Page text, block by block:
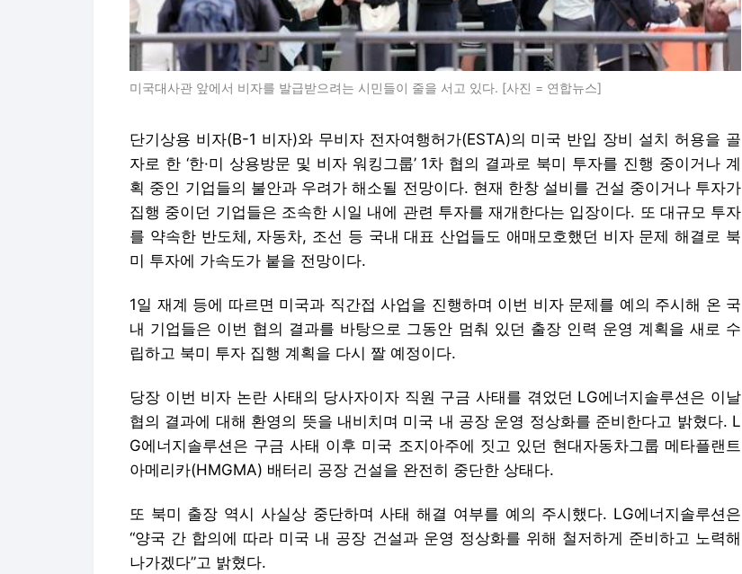
미국대사관 앞에서 비자를 발급받으려는 시민들이 줄을 서고 있다. [사진 = 연합뉴스]
단기상용 비자(B-1 비자)와 무비자 전자여행허가(ESTA)의 미국 반입 장비 설치 허용을 골
자로 한 ‘한·미 상용방문 및 비자 워킹그룹’ 1차 협의 결과로 북미 투자를 진행 중이거나 계
획 중인 기업들의 불안과 우려가 해소될 전망이다. 현재 한창 설비를 건설 중이거나 투자가
집행 중이던 기업들은 조속한 시일 내에 관련 투자를 재개한다는 입장이다. 또 대규모 투자
를 약속한 반도체, 자동차, 조선 등 국내 대표 산업들도 애매모호했던 비자 문제 해결로 북
미 투자에 가속도가 붙을 전망이다.
1일 재계 등에 따르면 미국과 직간접 사업을 진행하며 이번 비자 문제를 예의 주시해 온 국
내 기업들은 이번 협의 결과를 바탕으로 그동안 멈춰 있던 출장 인력 운영 계획을 새로 수
립하고 북미 투자 집행 계획을 다시 짤 예정이다.
당장 이번 비자 논란 사태의 당사자이자 직원 구금 사태를 겪었던 LG에너지솔루션은 이날
협의 결과에 대해 환영의 뜻을 내비치며 미국 내 공장 운영 정상화를 준비한다고 밝혔다. L
G에너지솔루션은 구금 사태 이후 미국 조지아주에 짓고 있던 현대자동차그룹 메타플랜트
아메리카(HMGMA) 배터리 공장 건설을 완전히 중단한 상태다.
또 북미 출장 역시 사실상 중단하며 사태 해결 여부를 예의 주시했다. LG에너지솔루션은
“양국 간 합의에 따라 미국 내 공장 건설과 운영 정상화를 위해 철저하게 준비하고 노력해
나가겠다”고 밝혔다.